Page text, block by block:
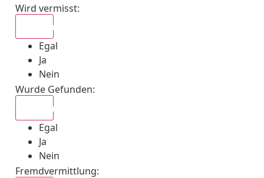
Wird vermisst:
Egal
Ja
Nein
Wurde Gefunden:
Egal
Ja
Nein
Fremdvermittlung: